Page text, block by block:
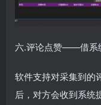
六.评论点赞——借系
软件支持对采集到的
后，对方会收到系统